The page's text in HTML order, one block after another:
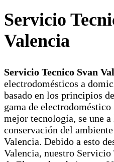
Servicio
Valencia
Servicio Tecnico Svan
electrodomésticos a
basado en los principios
gama de
mejor tecnología, se une a
conservación del
Valencia. Debido a esto
Valencia, nuestro